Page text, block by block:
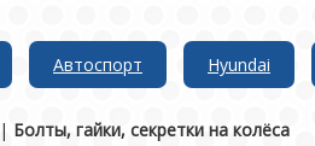
Автоспорт Hyundai
| Болты, гайки, секретки на колёса